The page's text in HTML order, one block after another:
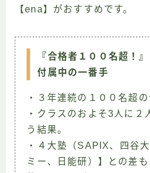
【ena】がおすすめです。
『合格者１００名超！
付属中の一番手
・３年連続の１００名超
・クラスのおよそ3人に２
う結果。
・４大塾（SAPIX、四谷
ミー、日能研）】との差